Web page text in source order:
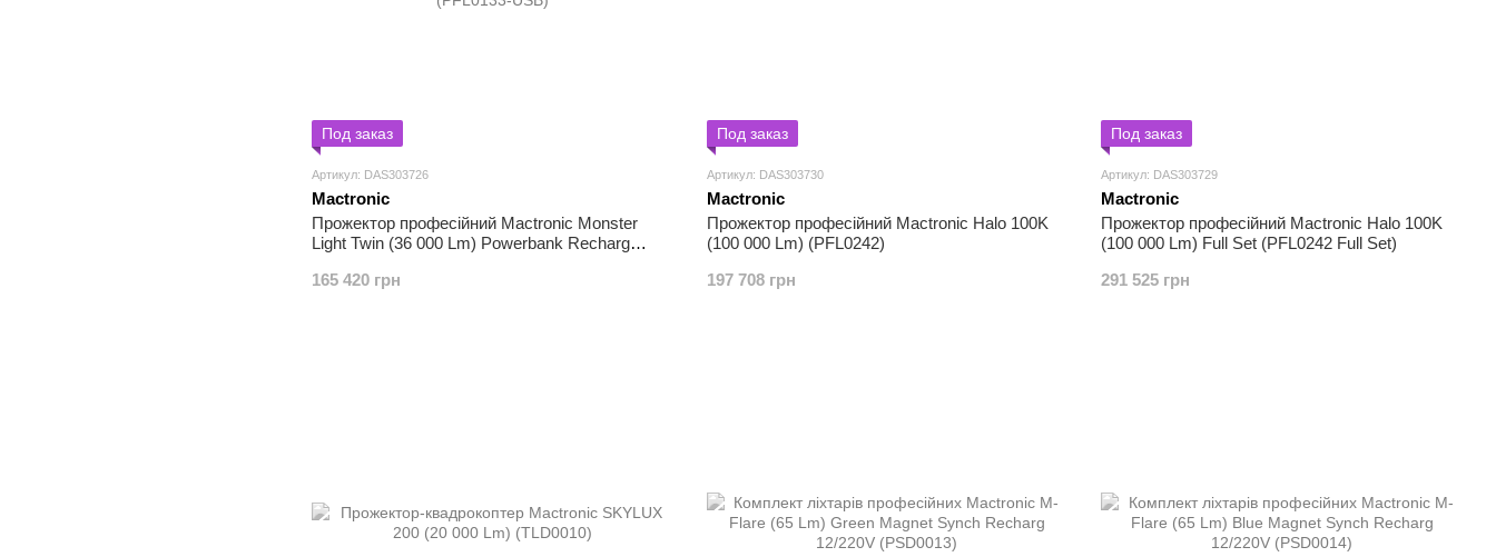
Под заказ
Артикул: DAS303726
Mactronic
Прожектор професійний Mactronic Monster
Light Twin (36 000 Lm) Powerbank Recharg
165 420 грн
Под заказ
Артикул: DAS303730
Mactronic
Прожектор професійний Mactronic Halo 100K
(100 000 Lm) (PFL0242)
197 708 грн
Под заказ
Артикул: DAS303729
Mactronic
Прожектор професійний Mactronic Halo 100K
(100 000 Lm) Full Set (PFL0242 Full Set)
291 525 грн